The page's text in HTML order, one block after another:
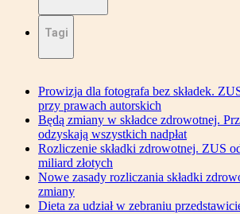
Tagi
Prowizja dla fotografa bez składek.
przy prawach autorskich
Będą zmiany w składce zdrowotnej.
odzyskają wszystkich nadpłat
Rozliczenie składki zdrowotnej. ZUS
miliard złotych
Nowe zasady rozliczania składki
zmiany
Dieta za udział w zebraniu